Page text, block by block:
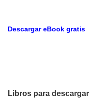
Descargar eBook gratis
Libros para